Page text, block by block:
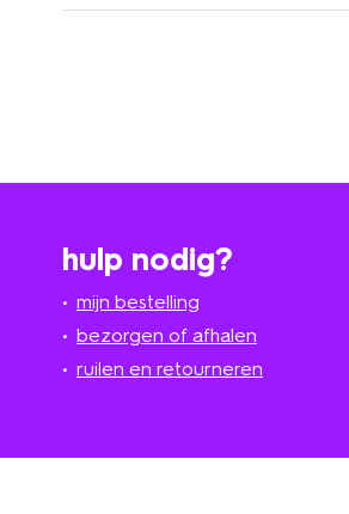
hulp nodig?
mijn bestelling
bezorgen of afhalen
ruilen en retourneren